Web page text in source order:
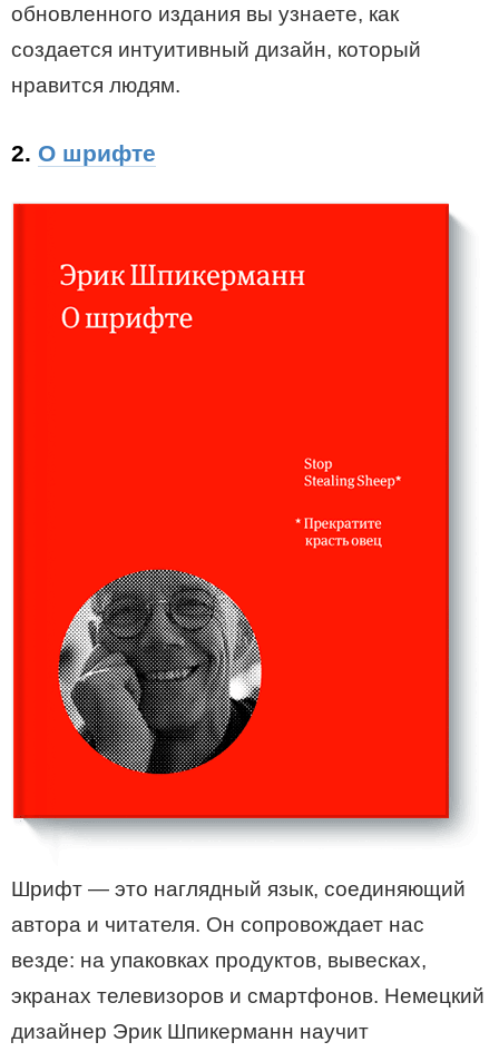
обновленного издания вы узнаете, как
создается интуитивный дизайн, который
нравится людям.
2. О шрифте
Шрифт — это наглядный язык, соединяющий
автора и читателя. Он сопровождает нас
везде: на упаковках продуктов, вывесках,
экранах телевизоров и смартфонов. Немецкий
дизайнер Эрик Шпикерманн научит